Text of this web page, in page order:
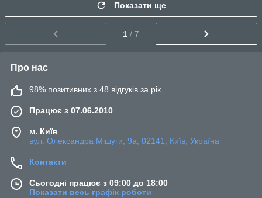
Показати ще
1 / 7
Про нас
98% позитивних з 48 відгуків за рік
Працює з 07.06.2010
м. Київ
вул. Олександра Мішуги, 9а, 02141, Київ, Україна
Контакти
Сьогодні працює з 09:00 до 18:00
Показати весь графік роботи